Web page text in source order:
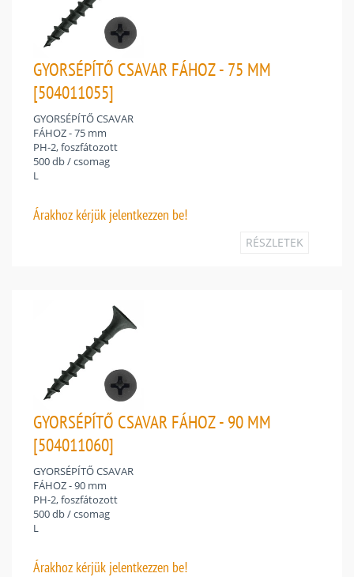
GYORSÉPÍTŐ CSAVAR FÁHOZ - 75 MM
[504011055]
GYORSÉPÍTŐ CSAVAR
FÁHOZ - 75 mm
PH-2, foszfátozott
500 db / csomag
L
Árakhoz kérjük jelentkezzen be!
RÉSZLETEK
GYORSÉPÍTŐ CSAVAR FÁHOZ - 90 MM
[504011060]
GYORSÉPÍTŐ CSAVAR
FÁHOZ - 90 mm
PH-2, foszfátozott
500 db / csomag
L
Árakhoz kérjük jelentkezzen be!